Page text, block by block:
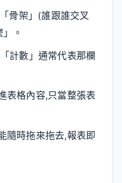
骨架」(誰跟誰交叉
。
計數」通常代表那欄
表格內容,只當整張表
隨時拖來拖去,報表即